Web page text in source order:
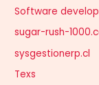
Software
sugar-rush-
sysgestionerp.cl
Texs